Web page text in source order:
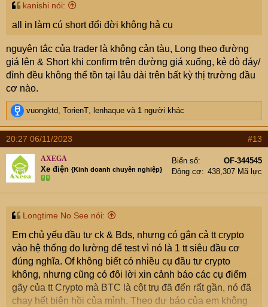
kanishi nói:
all in làm cú short đổi đời không hả cụ
nguyên tắc của trader là không cản tàu, Long theo đường
giá lên & Short khi confirm trên đường giá xuống, kẻ dò đáy/
đỉnh đều không thể tồn tại lâu dài trên bất kỳ thị trường đầu
cơ nào.
R
e
a
t
i
o
n
s
vuongktd, TorienT, lenhaque và 1 người khác
20:27 06/11/2023 #13
AXEGA
Xe điện {Kinh doanh chuyên nghiệp}
Biển số
OF-344545
Động cơ
438,307 Mã lực
Longtime No See nói:
Em chủ yếu đầu tư ck & Bds, nhưng có gắn cả tt crypto
vào hệ thống đo lường để test vì nó là 1 tt siêu đầu cơ
đúng nghĩa. Of không biết có nhiều cụ đầu tư crypto
không, nhưng cũng có đôi lời xin cảnh báo các cụ điểm
gãy của tt Crypto mà BTC là cột trụ đã đến rất gần, nó đã
chạy hết biên hồi của mình. Theo dự báo của em không